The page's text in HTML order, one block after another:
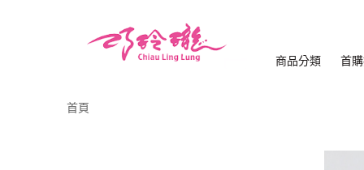
商品分類 首
首頁